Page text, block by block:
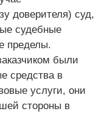
доверителя) суд,
судебные
пределы.
были
средства в
услуги, они
стороны в